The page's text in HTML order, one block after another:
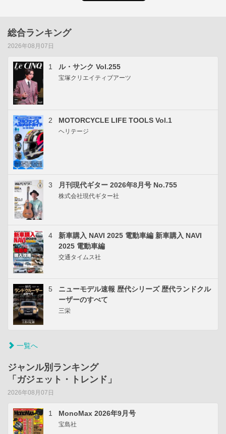
総合ランキング
2026年08月07日
1 ル・サンク Vol.255
宝塚クリエイティブアーツ
2 MOTORCYCLE LIFE TOOLS Vol.1
ヘリテージ
3 月刊現代ギター 2026年8月号 No.755
株式会社現代ギター社
4
新車購入 NAVI 2025 電動車編 新車購入 NAVI
2025 電動車編
交通タイムス社
5
ニューモデル速報 歴代シリーズ 歴代ランドクル
ーザーのすべて
三栄
一覧へ
ジャンル別ランキング
「ガジェット・トレンド」
2026年08月07日
1 MonoMax 2026年9月号
宝島社